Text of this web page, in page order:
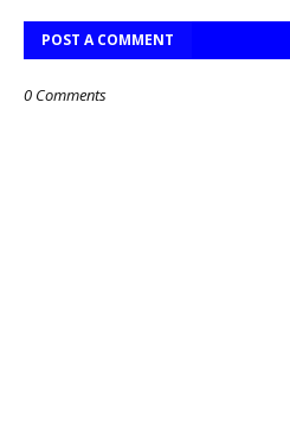
POST A COMMENT
0 Comments